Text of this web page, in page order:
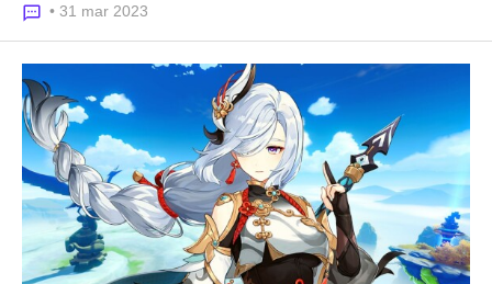
• 31 mar 2023